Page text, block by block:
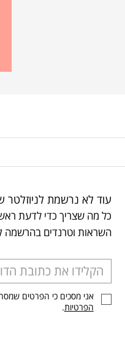
עוד לא נרשמת לניוזלטר
כל מה שצריך כדי לדעת
השראות וטרנדים בהרשמה
אני מסכים כי הפרטים
הפרטיות.